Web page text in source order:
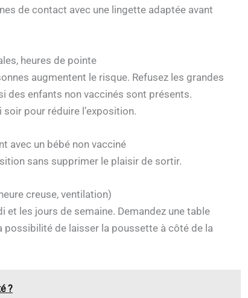
de contact avec une lingette adaptée avant
heures de pointe
augmentent le risque. Refusez les grandes
des enfants non vaccinés sont présents.
pour réduire l’exposition.
avec un bébé non vacciné
sans supprimer le plaisir de sortir.
creuse, ventilation)
et les jours de semaine. Demandez une table
possibilité de laisser la poussette à côté de la
?